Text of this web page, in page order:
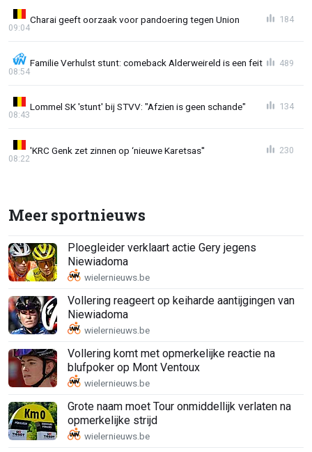
Charai geeft oorzaak voor pandoering tegen Union
09:04
184
Familie Verhulst stunt: comeback Alderweireld is een feit
08:54
489
Lommel SK 'stunt' bij STVV: "Afzien is geen schande"
08:43
134
'KRC Genk zet zinnen op ‘nieuwe Karetsas''
08:22
230
Meer sportnieuws
Ploegleider verklaart actie Gery jegens
Niewiadoma
Vollering reageert op keiharde aantijgingen van
Niewiadoma
Vollering komt met opmerkelijke reactie na
blufpoker op Mont Ventoux
Grote naam moet Tour onmiddellijk verlaten na
opmerkelijke strijd